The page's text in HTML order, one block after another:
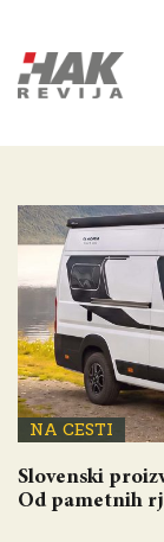
Razgovori
NA CESTI
Slovenski
Od pametnih